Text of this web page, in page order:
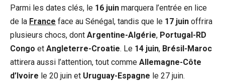
Parmi les dates clés, le 16 juin marquera l’entrée en lice
de la France face au Sénégal, tandis que le 17 juin offrira
plusieurs chocs, dont Argentine-Algérie, Portugal-RD
Congo et Angleterre-Croatie. Le 14 juin, Brésil-Maroc
attirera aussi l’attention, tout comme Allemagne-Côte
d’Ivoire le 20 juin et Uruguay-Espagne le 27 juin.